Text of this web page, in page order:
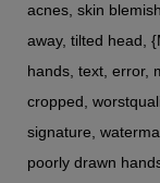
acnes, skin
away, tilted head,
hands, text, error,
cropped,
signature,
poorly drawn